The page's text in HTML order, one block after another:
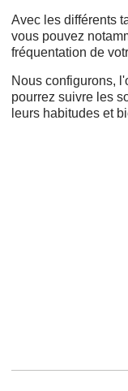
Avec les différents
vous pouvez
fréquentation de
Nous configurons,
pourrez suivre les
leurs habitudes et